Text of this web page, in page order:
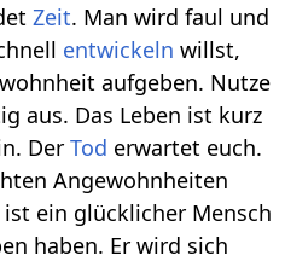
Zeit. Man wird faul und
entwickeln willst,
aufgeben. Nutze
aus. Das Leben ist kurz
DerTod erwartet euch.
Angewohnheiten
ein glücklicher Mensch
haben. Er wird sich